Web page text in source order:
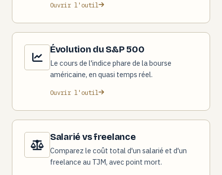
Ouvrir l'outil
Évolution du S&P 500
Le cours de l'indice phare de la bourse
américaine, en quasi temps réel.
Ouvrir l'outil
Salarié vs freelance
Comparez le coût total d'un salarié et d'un
freelance au TJM, avec point mort.